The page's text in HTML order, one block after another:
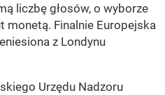
liczbę głosów, o wyborze
monetą. Finalnie Europejska
z Londynu
Urzędu Nadzoru